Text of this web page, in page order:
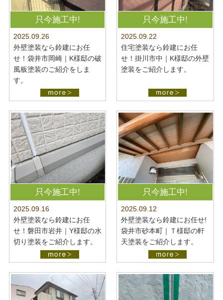
LINEで気軽に
お問い合わせ
インスタで
最新施工事例
公開中
プライバシーポリシー
只今施工中!
2025.09.26
外壁塗装なら鈴建にお任
せ！袋井市岡崎｜K様邸の破
風板塗装のご紹介をしま
す。
只今施工中!
2025.09.22
住宅塗装なら鈴建にお任
せ！掛川市中｜K様邸の外壁
塗装をご紹介します。
只今施工中!
2025.09.16
外壁塗装なら鈴建にお任
せ！磐田市岩井｜Y様邸の水
切り塗装をご紹介します。
只今施工中!
2025.09.12
外壁塗装なら鈴建にお任せ!
袋井市砂本町｜Ｔ様邸の軒
天塗装をご紹介します。